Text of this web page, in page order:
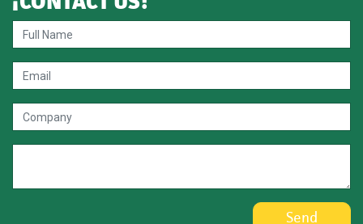
Send